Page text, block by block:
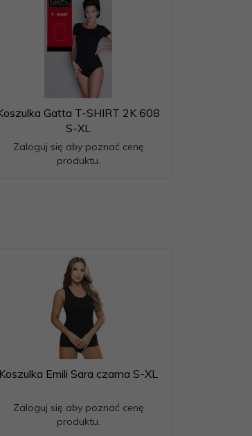
Gatta T-SHIRT 2K 608
S-XL
Zaloguj się aby poznać cenę
produktu.
Koszulka Emili Sara czarna S-XL
Zaloguj się aby poznać cenę
produktu.